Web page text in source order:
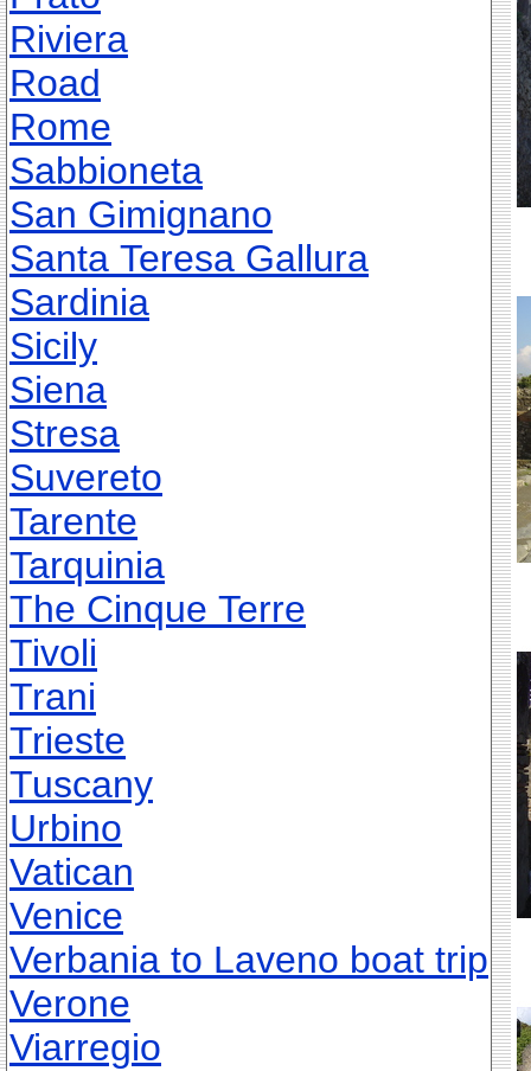
Riviera
Road
Rome
Sabbioneta
San Gimignano
Santa Teresa Gallura
Sardinia
Sicily
Siena
Stresa
Suvereto
Tarente
Tarquinia
The Cinque Terre
Tivoli
Trani
Trieste
Tuscany
Urbino
Vatican
Venice
Verbania to Laveno boat trip
Verone
Viarregio